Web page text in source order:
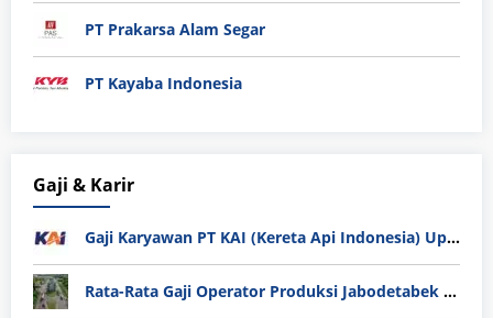
PT Prakarsa Alam Segar
PT Kayaba Indonesia
Gaji & Karir
Gaji Karyawan PT KAI (Kereta Api Indonesia) Update 2025
Rata-Rata Gaji Operator Produksi Jabodetabek 2025: Bedah Tuntas UMK, Lemburan, dan Realita Hidup Buruh